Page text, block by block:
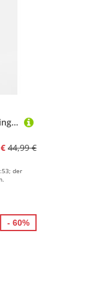
NIKE Sportswear Tanz-Leggings mit hohem Bund Damen black XS
44,99 €
der
- 60%